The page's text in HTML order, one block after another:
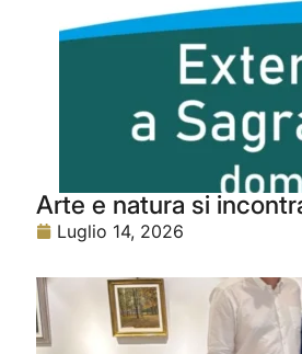
Arte e natura si
Luglio 14, 2026